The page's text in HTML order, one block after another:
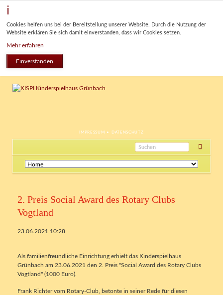
Cookies helfen uns bei der Bereitstellung unserer Website. Durch die Nutzung der
Website erklären Sie sich damit einverstanden, dass wir Cookies setzen.
Mehr erfahren
Einverstanden
NAVIGATION
IMPRESSUM DATENSCHUTZ
Navigation
überspringen
2. Preis Social Award des Rotary Clubs
Vogtland
23.06.2021 10:28
Als familienfreundliche Einrichtung erhielt das Kinderspielhaus
Grünbach am 23.06.2021 den 2. Preis "Social Award des Rotary Clubs
Vogtland" (1000 Euro).
Frank Richter vom Rotary-Club, betonte in seiner Rede für diesen